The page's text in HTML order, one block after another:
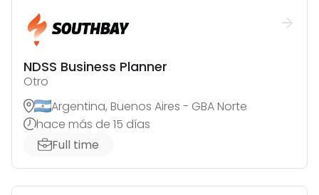
NDSS Business Planner
Otro
Argentina, Buenos Aires - GBA Norte
hace más de 15 días
Full time